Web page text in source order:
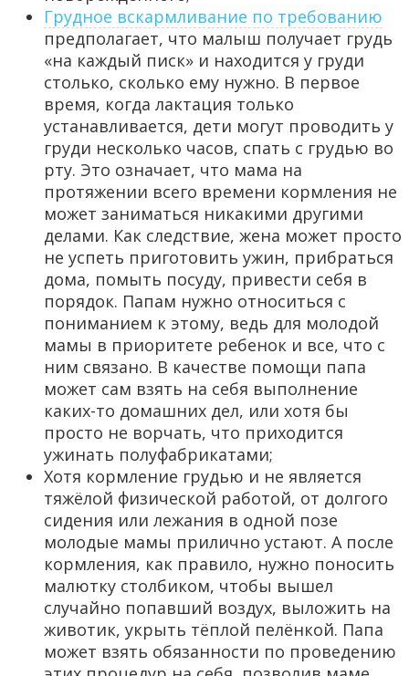
Грудное вскармливание по требованию
предполагает, что малыш получает грудь
«на каждый писк» и находится у груди
столько, сколько ему нужно. В первое
время, когда лактация только
устанавливается, дети могут проводить у
груди несколько часов, спать с грудью во
рту. Это означает, что мама на
протяжении всего времени кормления не
может заниматься никакими другими
делами. Как следствие, жена может просто
не успеть приготовить ужин, прибраться
дома, помыть посуду, привести себя в
порядок. Папам нужно относиться с
пониманием к этому, ведь для молодой
мамы в приоритете ребенок и все, что с
ним связано. В качестве помощи папа
может сам взять на себя выполнение
каких-то домашних дел, или хотя бы
просто не ворчать, что приходится
ужинать полуфабрикатами;
Хотя кормление грудью и не является
тяжёлой физической работой, от долгого
сидения или лежания в одной позе
молодые мамы прилично устают. А после
кормления, как правило, нужно поносить
малютку столбиком, чтобы вышел
случайно попавший воздух, выложить на
животик, укрыть тёплой пелёнкой. Папа
может взять обязанности по проведению